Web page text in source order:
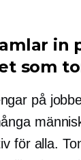
in
som
på
för alla.